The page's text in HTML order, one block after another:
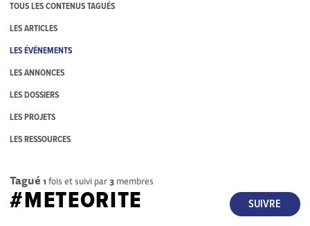
TOUS LES CONTENUS TAGUÉS
LES ARTICLES
LES ÉVÉNEMENTS
LES ANNONCES
LES DOSSIERS
LES PROJETS
LES RESSOURCES
Tagué 1 fois et suivi par3 membres
SUIVRE
#METEORITE